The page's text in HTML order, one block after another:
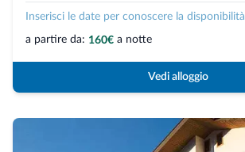
Inserisci le date per conoscere la disponibilità
a partire da: 160€ a notte
Vedi alloggio